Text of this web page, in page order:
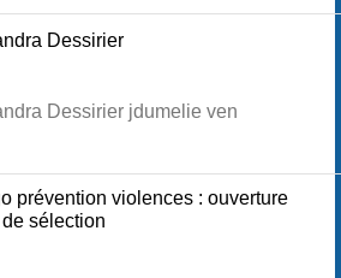
Dessirier
Dessirier jdumelie ven
prévention violences : ouverture
sélection